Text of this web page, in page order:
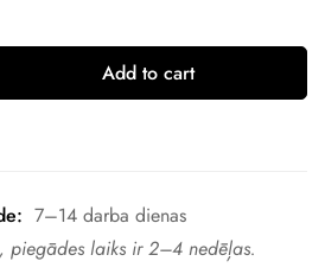
Add to cart
7–14 darba dienas
piegādes laiks ir 2–4 nedēļas.